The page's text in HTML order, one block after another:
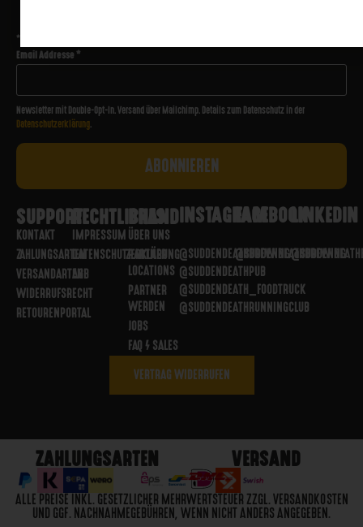
*
Email Addresse*
Newsletter mit Double-Opt-In. Versand über Mailchimp. Details zum Datenschutz in der
Datenschutzerklärung.
SUPPORT
KONTAKT
ZAHLUNGSARTEN
VERSANDARTEN
WIDERRUFSRECHT
RETOURENPORTAL
RECHTLICHES
IMPRESSUM
DATENSCHUTZERKLÄRUNG
AGB
BRAND
ÜBER UNS
PARTNER
LOCATIONS
PARTNER
WERDEN
JOBS
FAQ / SALES
INSTAGRAM
@SUDDENDEATHBREWING
@SUDDENDEATHPUB
@SUDDENDEATH_FOODTRUCK
@SUDDENDEATHRUNNINGCLUB
FACEBOOK
@SUDDENDEATHBREWING
LINKEDIN
VERTRAG WIDERRUFEN
ZAHLUNGSARTEN VERSAND
ALLE PREISE INKL. GESETZLICHER MEHRWERTSTEUER ZZGL. VERSANDKOSTEN
UND GGF. NACHNAHMEGEBÜHREN, WENN NICHT ANDERS ANGEGEBEN.